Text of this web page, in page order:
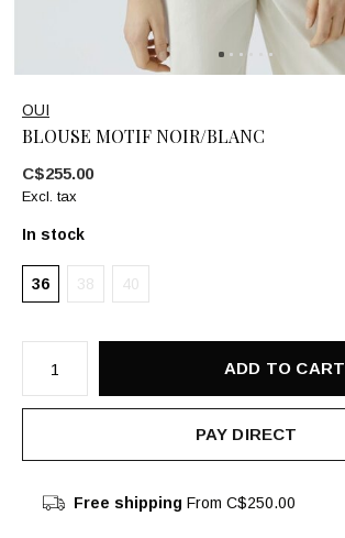
OUI
BLOUSE MOTIF NOIR/BLANC
C$255.00
Excl. tax
In stock
36 38 40
ADD TO CART
PAY DIRECT
Free shipping From C$250.00